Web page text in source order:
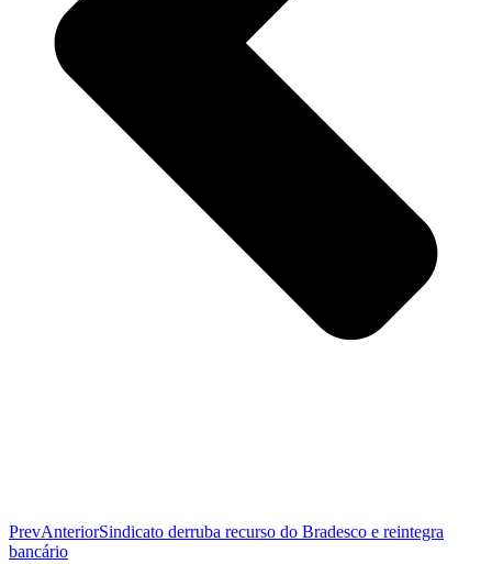
PrevAnteriorSindicato derruba recurso do Bradesco e reintegra
bancário